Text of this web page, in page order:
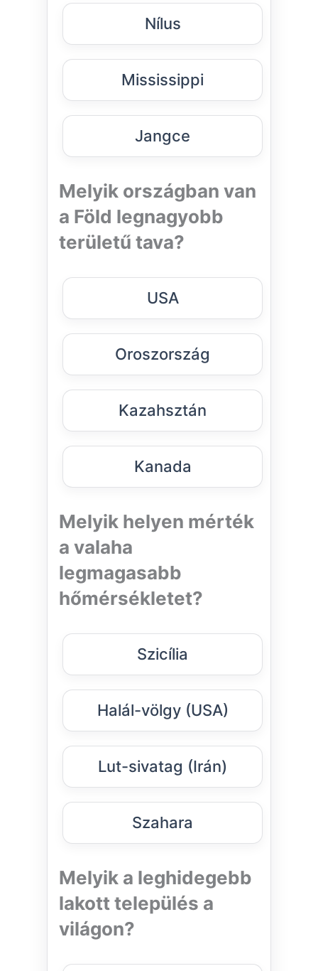
Nílus
Mississippi
Jangce
Melyik országban van
a Föld legnagyobb
területű tava?
USA
Oroszország
Kazahsztán
Kanada
Melyik helyen mérték
a valaha
legmagasabb
hőmérsékletet?
Szicília
Halál-völgy (USA)
Lut-sivatag (Irán)
Szahara
Melyik a leghidegebb
lakott település a
világon?